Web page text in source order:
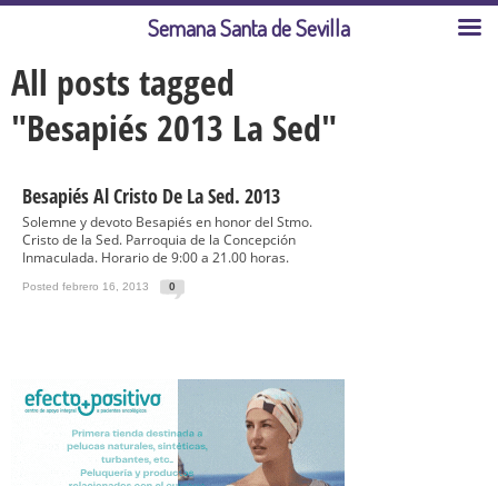
All posts tagged
"Besapiés 2013 La Sed"
Besapiés Al Cristo De La Sed. 2013
Solemne y devoto Besapiés en honor del Stmo.
Cristo de la Sed. Parroquia de la Concepción
Inmaculada. Horario de 9:00 a 21.00 horas.
Posted febrero 16, 2013 0
Semana Santa de Sevilla